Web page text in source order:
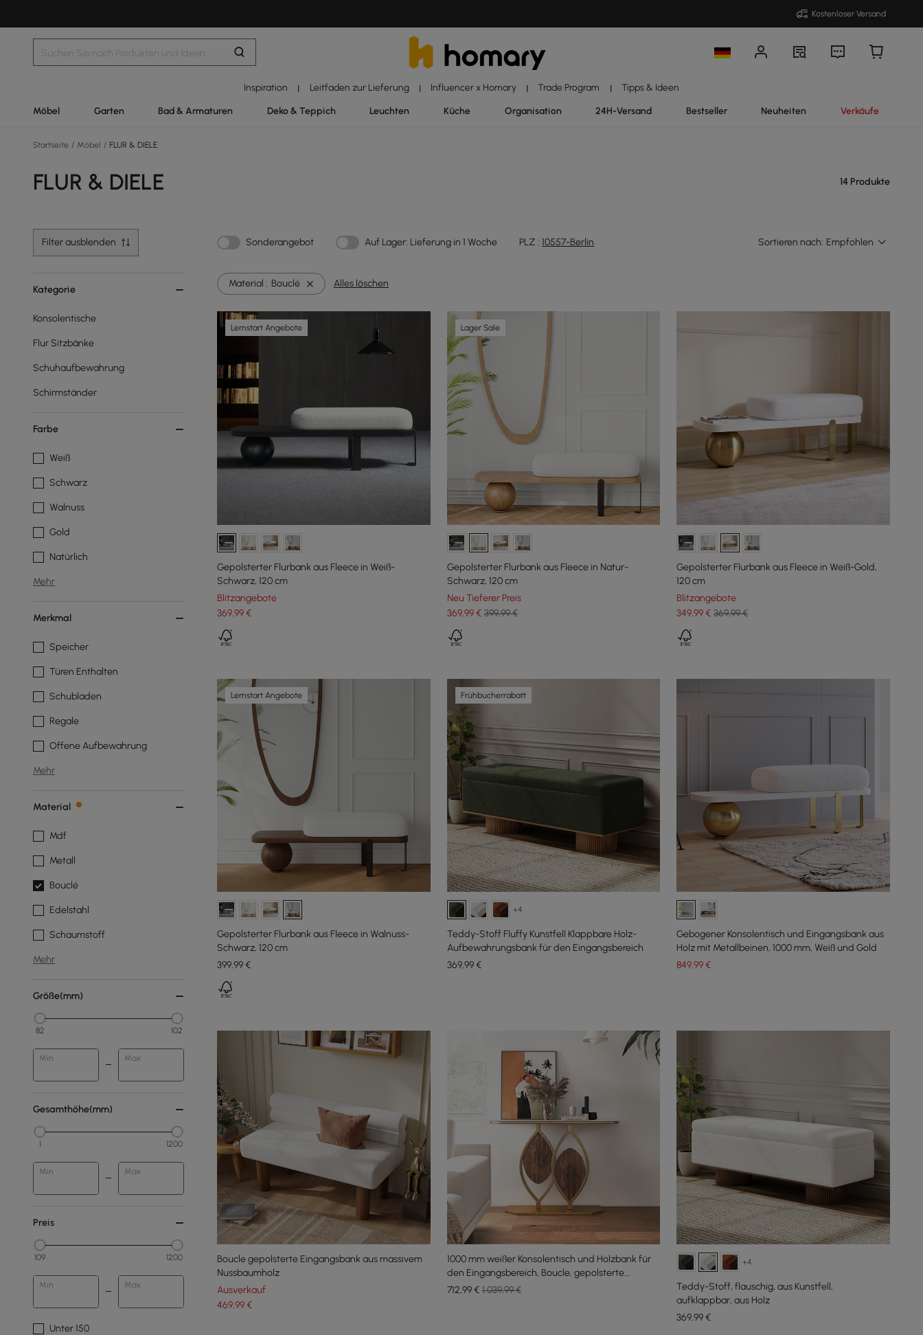
Kostenloser Versand
Inspiration | Leitfaden zur Lieferung | Influencer x Homary | Trade Program | Tipps & Ideen
Möbel Garten Bad & Armaturen Deko & Teppich Leuchten Küche Organisation 24H-Versand Bestseller Neuheiten Verkäufe
Startseite / Möbel / FLUR & DIELE
FLUR & DIELE 14 Produkte
Filter ausblenden Sonderangebot Auf Lager: Lieferung in 1 Woche PLZ : 10557-Berlin Sortieren nach: Empfohlen
Kategorie
Konsolentische
Flur Sitzbänke
Schuhaufbewahrung
Schirmständer
Farbe
Weiß
Schwarz
Walnuss
Gold
Natürlich
Mehr
Merkmal
Speicher
Türen Enthalten
Schubladen
Regale
Offene Aufbewahrung
Mehr
Material
Mdf
Metall
Bouclé
Edelstahl
Schaumstoff
Mehr
Größe(mm)
82 102
Min Max
Gesamthöhe(mm)
1 1200
Min Max
Preis
109 1200
Min Max
Unter 150
Material : Bouclé Alles löschen
Lernstart Angebote
Gepolsterter Flurbank aus Fleece in Weiß-
Schwarz, 120 cm
Blitzangebote
369,99€
Lager Sale
Gepolsterter Flurbank aus Fleece in Natur-
Schwarz, 120 cm
Neu Tieferer Preis
369,99€ 399,99 €
Gepolsterter Flurbank aus Fleece in Weiß-Gold,
120 cm
Blitzangebote
349,99€ 369,99 €
Lernstart Angebote
Gepolsterter Flurbank aus Fleece in Walnuss-
Schwarz, 120 cm
399,99€
Frühbucherrabatt
+4
Teddy-Stoff Fluffy Kunstfell Klappbare Holz-
Aufbewahrungsbank für den Eingangsbereich
369,99€
Gebogener Konsolentisch und Eingangsbank aus
Holz mit Metallbeinen, 1000 mm, Weiß und Gold
849,99€
Boucle gepolsterte Eingangsbank aus massivem
Nussbaumholz
Ausverkauf
469,99€
1000 mm weißer Konsolentisch und Holzbank für
den Eingangsbereich, Boucle, gepolsterte
Metallbeine
712,99€ 1.039,99 €
+4
Teddy-Stoff, flauschig, aus Kunstfell,
aufklappbar, aus Holz
369,99€